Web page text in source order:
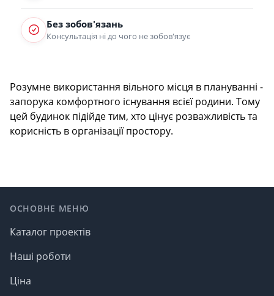
Без зобов'язань
Консультація ні до чого не зобов'язує
Розумне використання вільного місця в плануванні -
запорука комфортного існування всієї родини. Тому
цей будинок підійде тим, хто цінує розважливість та
корисність в організації простору.
ОСНОВНЕ МЕНЮ
Каталог проектів
Наші роботи
Ціна